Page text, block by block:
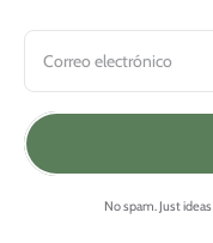
Correo electrónico
No spam. Just